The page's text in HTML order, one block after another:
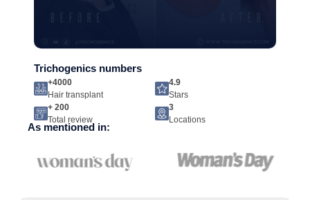
Trichogenics numbers
+4000
Hair transplant
4.9
Stars
+ 200
Total review
3
Locations
As mentioned in: